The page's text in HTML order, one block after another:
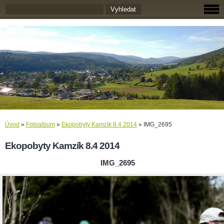
Úvod » Fotoalbum » Ekopobyty Kamzík 8.4 2014 » IMG_2695
Ekopobyty Kamzík 8.4 2014
IMG_2695